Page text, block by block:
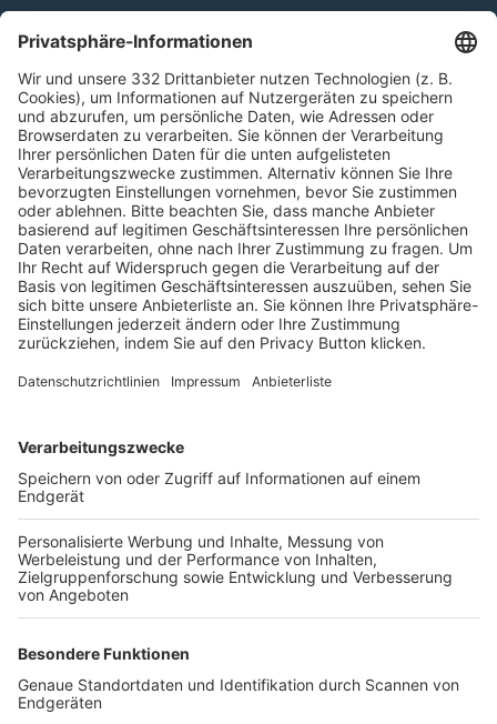
Kontakt
HÄUFIG BESUCHTE SEITEN
Pässe und Vereinswechsel
Trainerausbildung
Schulungsangebot Vereinsmitarbeiter
BFV-Geschäftsstellen
Trainerbörse
Login SpielPlus
FOLGE DEM BFV
TOP-VEREINE
TOP-PARTNER